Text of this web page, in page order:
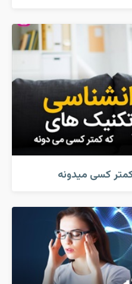
کسی میدونه